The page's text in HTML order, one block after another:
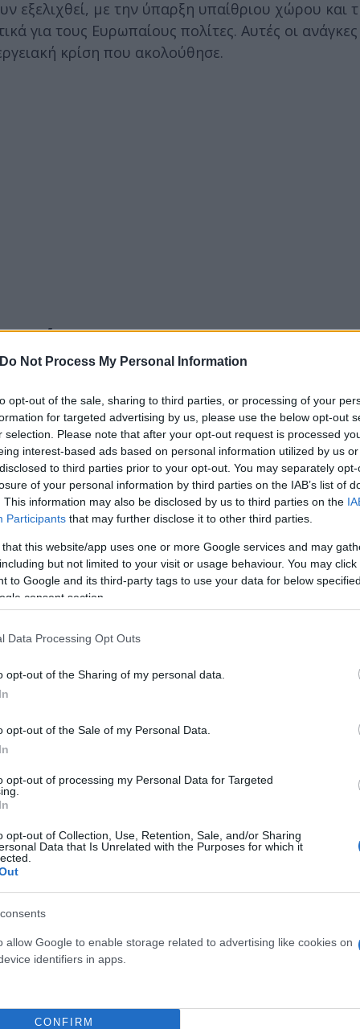
Do Not Process My Personal Information
opt-out of the sale, sharing to third parties, or processing of your
for targeted advertising by us, please use the below opt-out
selection. Please note that after your opt-out request is processed
interest-based ads based on personal information utilized by us
to third parties prior to your opt-out. You may separately
of your personal information by third parties on the IAB’s list of
This information may also be disclosed by us to third parties on the
Participants that may further disclose it to other third parties.
that this website/app uses one or more Google services and may
but not limited to your visit or usage behaviour. You may
to Google and its third-party tags to use your data for below
consent section.
Data Processing Opt Outs
opt-out of the Sharing of my personal data.
opt-out of the Sale of my Personal Data.
opt-out of processing my Personal Data for Targeted
opt-out of Collection, Use, Retention, Sale, and/or Sharing
Data that Is Unrelated with the Purposes for which it
allow Google to enable storage related to advertising like cookies on
identifiers in apps.
CONFIRM
εξελιχθεί, με την ύπαρξη υπαίθριου χώρου και
για τους Ευρωπαίους πολίτες. Αυτές οι ανάγκες
κρίση που ακολούθησε.
και το 44% των ερωτηθέντων δήλωσε ότι η
της κατοικίας τους. Οι Γερμανοί (54%) και οι
Επιπλέον, η ενεργειακή απόδοση των
αναφέρουν ως την πιο κρίσιμη παράμετρο.
προτιμούν τις προσιτές τιμές, παρά την
στην Ιρλανδία (58%) και στην Ιταλία (58%).
Ευρώπη
Ευρώπη, με το 25% των Ευρωπαίων να
συνήθως χρησιμοποιείται για διακοπές ή
(46%), ενώ το Ηνωμένο Βασίλειο (10%)
Στην Ελλάδα, το 39% των ερωτηθέντων κατέχουν
κατοικίας